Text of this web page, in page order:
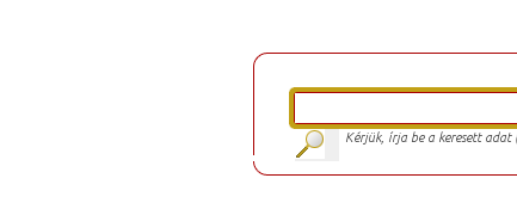
Kérjük, írja be a keresett adat